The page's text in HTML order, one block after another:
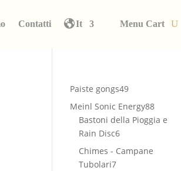
Contatti It Menu Cart
Paiste gongs4949
prodotti
Meinl Sonic Energy8888
prodotti
Bastoni della Pioggia e
Rain Disc66
prodotti
Chimes - Campane
Tubolari77